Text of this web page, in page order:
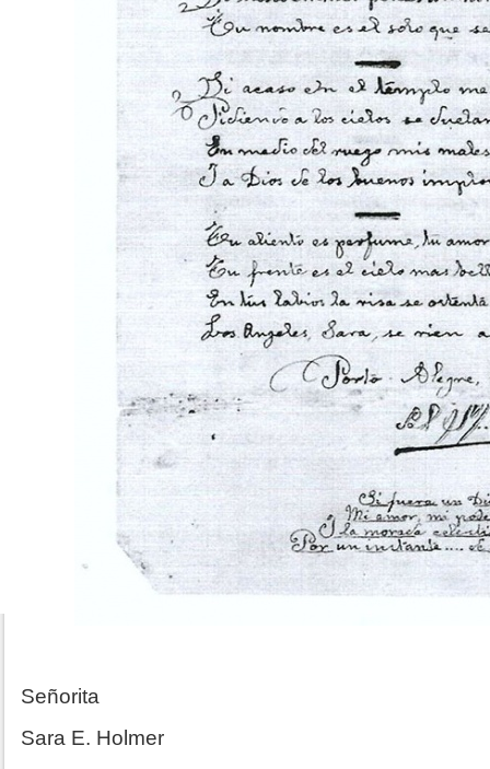
Señorita
Sara E. Holmer